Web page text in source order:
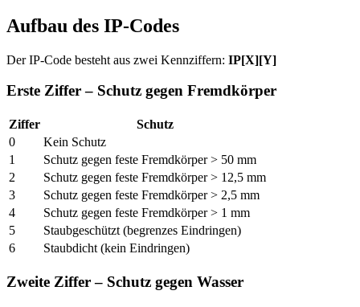
Aufbau des IP-Codes
Der IP-Code besteht aus zwei Kennziffern: IP[X][Y]
Erste Ziffer – Schutz gegen Fremdkörper
Ziffer
Schutz
0
Kein Schutz
1
Schutz gegen feste Fremdkörper > 50 mm
2
Schutz gegen feste Fremdkörper > 12,5 mm
3
Schutz gegen feste Fremdkörper > 2,5 mm
4
Schutz gegen feste Fremdkörper > 1 mm
5
Staubgeschützt (begrenzes Eindringen)
6
Staubdicht (kein Eindringen)
Zweite Ziffer – Schutz gegen Wasser